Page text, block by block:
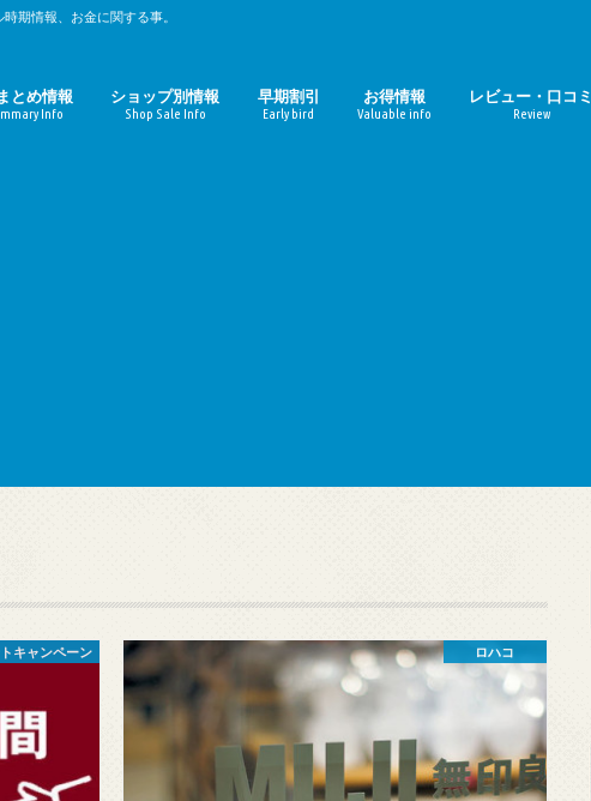
期情報、お金に関する事。
とめ情報
Info
ショップ別情報
Shop Sale Info
早期割引
Early bird
お得情報
Valuable info
レビュー・口コミ
Review
キャンペーン ロハコ